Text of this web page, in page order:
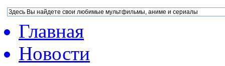
Главная
Новости